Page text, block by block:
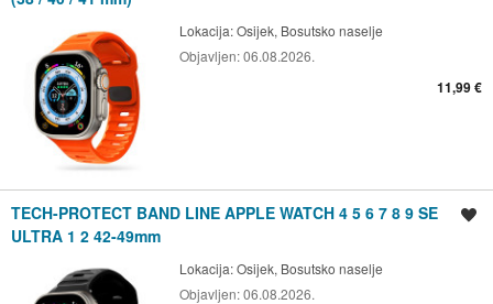
Lokacija:Osijek, Bosutsko naselje
Objavljen:06.08.2026.
11,99 €
TECH-PROTECT BAND LINE APPLE WATCH 4 5 6 7 8 9 SE
ULTRA 1 2 42-49mm
Lokacija:Osijek, Bosutsko naselje
Objavljen:06.08.2026.